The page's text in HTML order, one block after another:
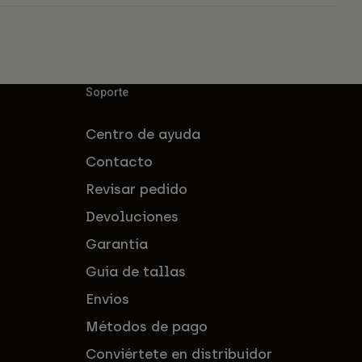
Soporte
Centro de ayuda
Contacto
Revisar pedido
Devoluciones
Garantía
Guía de tallas
Envíos
Métodos de pago
Conviértete en distribuidor